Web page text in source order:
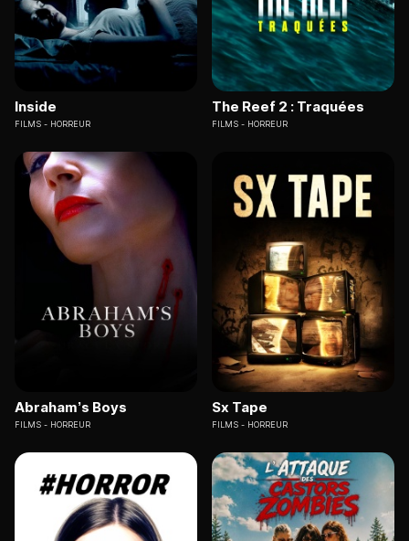
Inside
FILMS HORREUR
The Reef 2 : Traquées
FILMS HORREUR
Abraham’s Boys
FILMS HORREUR
Sx Tape
FILMS HORREUR